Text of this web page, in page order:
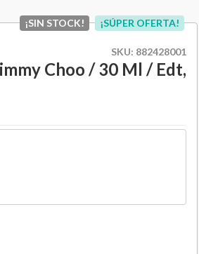
¡SIN STOCK!
¡SÚPER OFERTA!
SKU: 882428001
Choo / 30 Ml / Edt,